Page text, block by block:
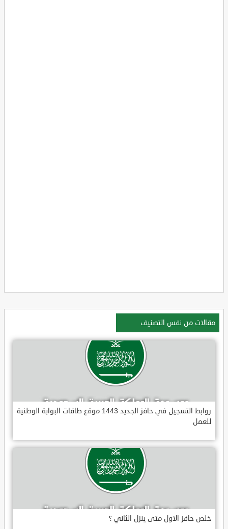
مقالات من نفس التصنيف
روابط التسجيل في حافز الجديد 1443 موقع طاقات البوابة الوطنية
للعمل
خلص حافز الاول متى ينزل الثاني ؟